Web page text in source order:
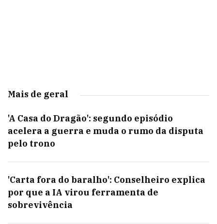
Mais de geral
'A Casa do Dragão': segundo episódio
acelera a guerra e muda o rumo da disputa
pelo trono
'Carta fora do baralho': Conselheiro explica
por que a IA virou ferramenta de
sobrevivência